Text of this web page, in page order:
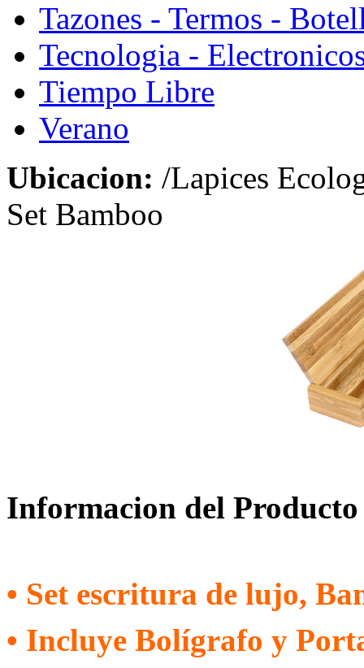
Tazones - Termos -
Tecnologia -
Tiempo Libre
Verano
Ubicacion: /Lapices
Set Bamboo
Informacion del Producto
• Set escritura de lujo,
• Incluye Bolígrafo y